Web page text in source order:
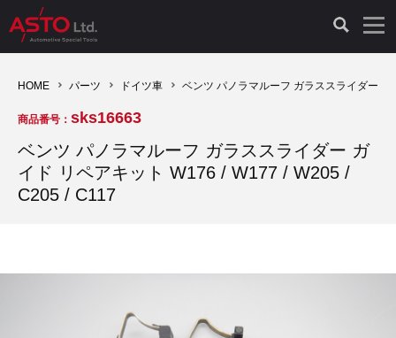
診断機（16）
キープログラマー（4）
オプション品（17）
診断テスター（10）
キープログラマー（20）
安定化電源ユニット（8）
HCB TOOLS（45）
AST TOOLS（51）
オシロスコープ（2）
オシロ関連商品（9）
ドイツ車（427）
イタリア/フランス車（145）
スウェーデン車（45）
現品修理（77）
リビルト品（58）
イモビライザーOFF（1）
オシロスコープ（10）
アクセサリー（13）
HOME パーツ ドイツ車 ベンツ パノラマルーフ ガラススライダー
商品番号： sks16663
ベンツ パノラマルーフ ガラススライダー ガ
イド リペアキット W176 / W177 / W205 /
C205 / C117